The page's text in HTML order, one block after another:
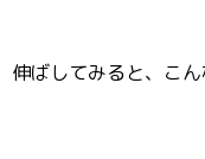
伸ばしてみると、こ